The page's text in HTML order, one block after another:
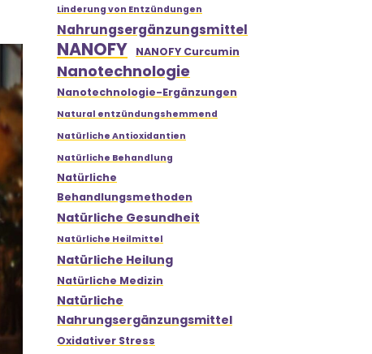
Linderung von Entzündungen
Nahrungsergänzungsmittel
NANOFY NANOFY Curcumin
Nanotechnologie
Nanotechnologie-Ergänzungen
Natural entzündungshemmend
Natürliche Antioxidantien
Natürliche Behandlung
Natürliche
Behandlungsmethoden
Natürliche Gesundheit
Natürliche Heilmittel
Natürliche Heilung
Natürliche Medizin
Natürliche
Nahrungsergänzungsmittel
Oxidativer Stress